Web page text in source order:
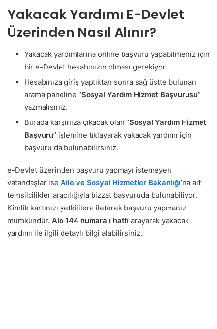
Yakacak Yardımı E-Devlet
Üzerinden Nasıl Alınır?
Yakacak yardımlarına online başvuru yapabilmeniz için
bir e-Devlet hesabınızın olması gerekiyor.
Hesabınıza giriş yaptıktan sonra sağ üstte bulunan
arama paneline “Sosyal Yardım Hizmet Başvurusu”
yazmalısınız.
Burada karşınıza çıkacak olan “Sosyal Yardım Hizmet
Başvuru” işlemine tıklayarak yakacak yardımı için
başvuru da bulunabilirsiniz.
e-Devlet üzerinden başvuru yapmayı istemeyen
vatandaşlar ise Aile ve Sosyal Hizmetler Bakanlığı’na ait
temsilcilikler aracılığıyla bizzat başvuruda bulunabiliyor.
Kimlik kartınızı yetkililere ileterek başvuru yapmanız
mümkündür. Alo 144 numaralı hattı arayarak yakacak
yardımı ile ilgili detaylı bilgi alabilirsiniz.